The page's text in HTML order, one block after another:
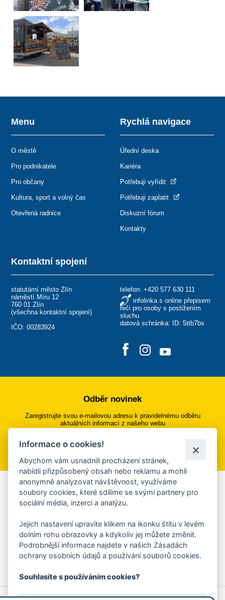
Kontaktní spojení
statutární město Zlín
náměstí Míru 12
760 01 Zlín
(všechna kontaktní spojení)
IČO: 00283924
telefon: +420 577 630 111
infolinka s online přepisem
řeči pro osoby s postižením
sluchu
datová schránka: ID: 5ttb7bs
Menu
O městě
Pro podnikatele
Pro občany
Kultura, sport a volný čas
Otevřená radnice
Rychlá navigace
Úřední deska
Kariéra
Potřebuji vyřídit
Potřebuji zaplatit
Diskuzní fórum
Kontakty
Odběr novinek
Zaregistrujte svou e-mailovou adresu k pravidelnému odběru
aktuálních informací z našeho webu
Přihlásit se k odběru
Aplikace Mobilní rozhlas
Chcete dostávat do svého mobilu či mailu upozornění na
ankety, pozvánky na kulturní a sportovní akce?
Více informací o aplikaci
© 2026 Magistrát města Zlína Prohlášení o používání cookies
Informace o cookies!
Abychom vám usnadnili procházení stránek,
nabídli přizpůsobený obsah nebo reklamu a mohli
anonymně analyzovat návštěvnost, využíváme
soubory cookies, které sdílíme se svými partnery pro
sociální média, inzerci a analýzu.
Jejich nastavení upravíte klikem na ikonku štítu v levém
dolním rohu obrazovky a kdykoliv jej můžete změnit.
Podrobnější informace najdete v našich Zásadách
ochrany osobních údajů a používání souborů cookies.
Souhlasíte s používáním cookies?